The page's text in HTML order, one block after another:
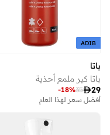
ADIB
باتا
باتا كير ملمع أحذية
29
35
-18%
أفضل سعر لهذا العام